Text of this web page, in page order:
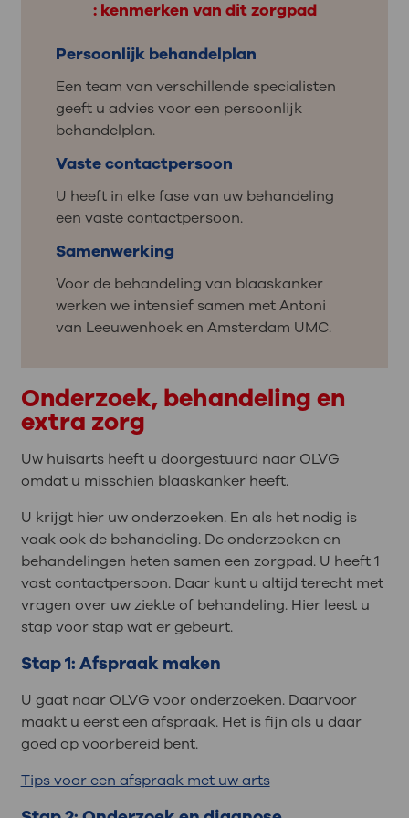
: kenmerken van dit zorgpad
Persoonlijk behandelplan
Een team van verschillende specialisten
geeft u advies voor een persoonlijk
behandelplan.
Vaste contactpersoon
U heeft in elke fase van uw behandeling
een vaste contactpersoon.
Samenwerking
Voor de behandeling van blaaskanker
werken we intensief samen met Antoni
van Leeuwenhoek en Amsterdam UMC.
Onderzoek, behandeling en
extra zorg
Uw huisarts heeft u doorgestuurd naar OLVG
omdat u misschien blaaskanker heeft.
U krijgt hier uw onderzoeken. En als het nodig is
vaak ook de behandeling. De onderzoeken en
behandelingen heten samen een zorgpad. U heeft 1
vast contactpersoon. Daar kunt u altijd terecht met
vragen over uw ziekte of behandeling. Hier leest u
stap voor stap wat er gebeurt.
Stap 1: Afspraak maken
U gaat naar OLVG voor onderzoeken. Daarvoor
maakt u eerst een afspraak. Het is fijn als u daar
goed op voorbereid bent.
Tips voor een afspraak met uw arts